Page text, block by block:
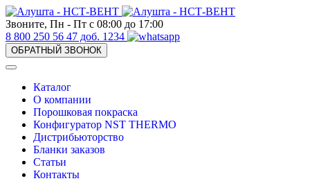
Звоните, Пн - Пт с 08:00 до 17:00
8 800 250 56 47 доб. 1234
ОБРАТНЫЙ ЗВОНОК
Каталог
О компании
Порошковая покраска
Конфигуратор NST THERMO
Дистрибьюторство
Бланки заказов
Статьи
Контакты